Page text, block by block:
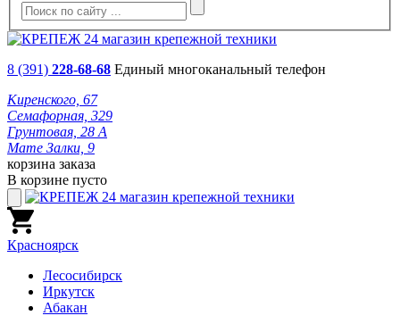
8 (391) 228-68-68 Единый многоканальный телефон
Киренского, 67
Семафорная, 329
Грунтовая, 28 А
Мате Залки, 9
корзина заказа
В корзине пусто
Красноярск
Лесосибирск
Иркутск
Абакан